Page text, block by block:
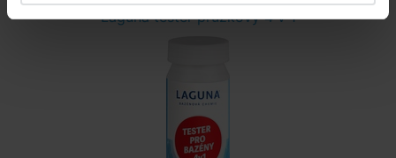
Lagúna tester prúžkový 4 v 1